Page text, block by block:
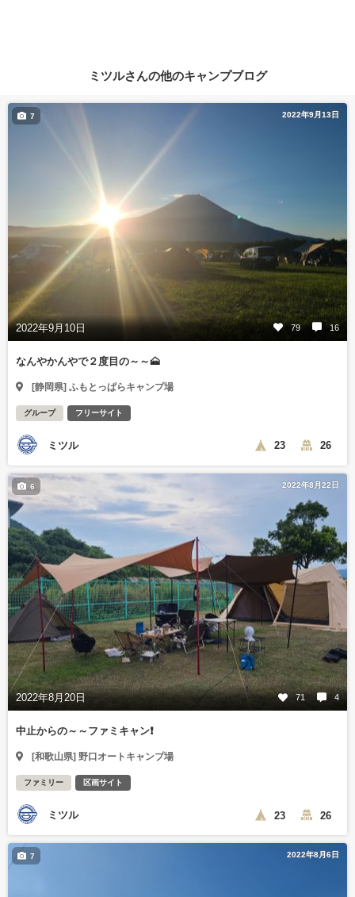
ミツルさんの他のキャンプブログ
2022年9月13日
2022年9月10日 79 16
7
なんやかんやで２度目の～～🗻
[静岡県] ふもとっぱらキャンプ場
グループ フリーサイト
ミツル 23 26
2022年8月22日
2022年8月20日 71 4
6
中止からの～～ファミキャン❗
[和歌山県] 野口オートキャンプ場
ファミリー 区画サイト
ミツル 23 26
2022年8月6日
7